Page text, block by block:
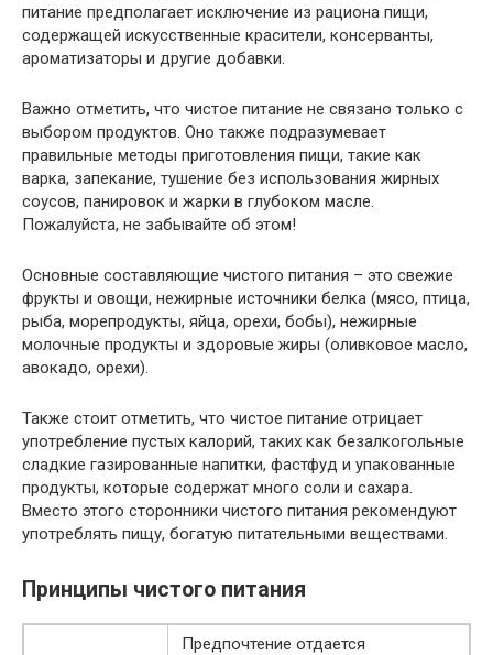
питание предполагает исключение из рациона пищи,
содержащей искусственные красители, консерванты,
ароматизаторы и другие добавки.
Важно отметить, что чистое питание не связано только с
выбором продуктов. Оно также подразумевает
правильные методы приготовления пищи, такие как
варка, запекание, тушение без использования жирных
соусов, панировок и жарки в глубоком масле.
Пожалуйста, не забывайте об этом!
Основные составляющие чистого питания – это свежие
фрукты и овощи, нежирные источники белка (мясо, птица,
рыба, морепродукты, яйца, орехи, бобы), нежирные
молочные продукты и здоровые жиры (оливковое масло,
авокадо, орехи).
Также стоит отметить, что чистое питание отрицает
употребление пустых калорий, таких как безалкогольные
сладкие газированные напитки, фастфуд и упакованные
продукты, которые содержат много соли и сахара.
Вместо этого сторонники чистого питания рекомендуют
употреблять пищу, богатую питательными веществами.
Принципы чистого питания
Предпочтение отдается